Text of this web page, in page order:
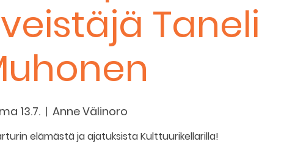
Taneli
ma 13.7.
  |
Anne Välinoro
elämästä ja ajatuksista Kulttuurikellarilla!